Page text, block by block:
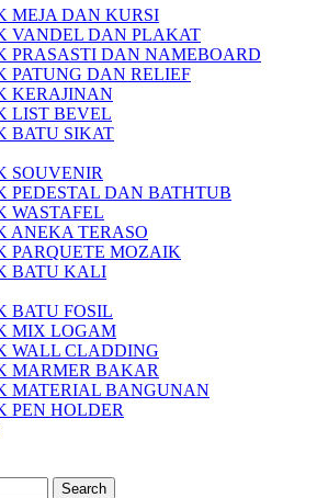
MEJA DAN KURSI
VANDEL DAN PLAKAT
PRASASTI DAN NAMEBOARD
PATUNG DAN RELIEF
KERAJINAN
LIST BEVEL
BATU SIKAT
SOUVENIR
PEDESTAL DAN BATHTUB
WASTAFEL
ANEKA TERASO
PARQUETE MOZAIK
BATU KALI
BATU FOSIL
MIX LOGAM
WALL CLADDING
MARMER BAKAR
MATERIAL BANGUNAN
PEN HOLDER
Search